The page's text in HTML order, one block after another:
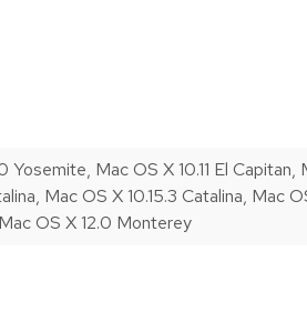
Yosemite, Mac OS X 10.11 El
Mac OS X 10.15.3 Catalina,
OS X 12.0 Monterey